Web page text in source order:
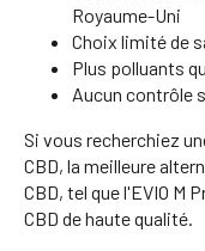
Royaume-Uni
Choix limité de
Plus polluants
Aucun contrôle
Si vous recherchiez
CBD, la meilleure
CBD, tel que l'EVIO M
CBD de haute qualité.